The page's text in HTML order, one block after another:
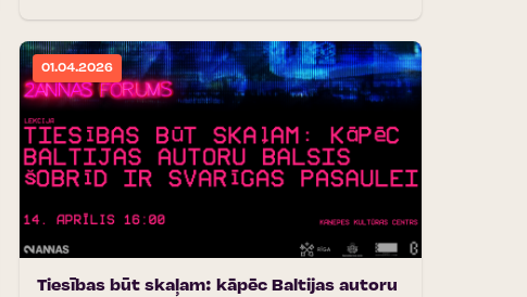
01.04.2026
Tiesības būt skaļam: kāpēc Baltijas autoru